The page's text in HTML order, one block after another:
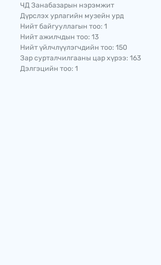
ЧД Занабазарын нэрэмжит
Дүрслэх урлагийн музейн урд
Нийт байгууллагын тоо: 1
Нийт ажилчдын тоо: 13
Нийт үйлчлүүлэгчдийн тоо: 150
Зар сурталчилгааны цар хүрээ: 163
Дэлгэцийн тоо: 1